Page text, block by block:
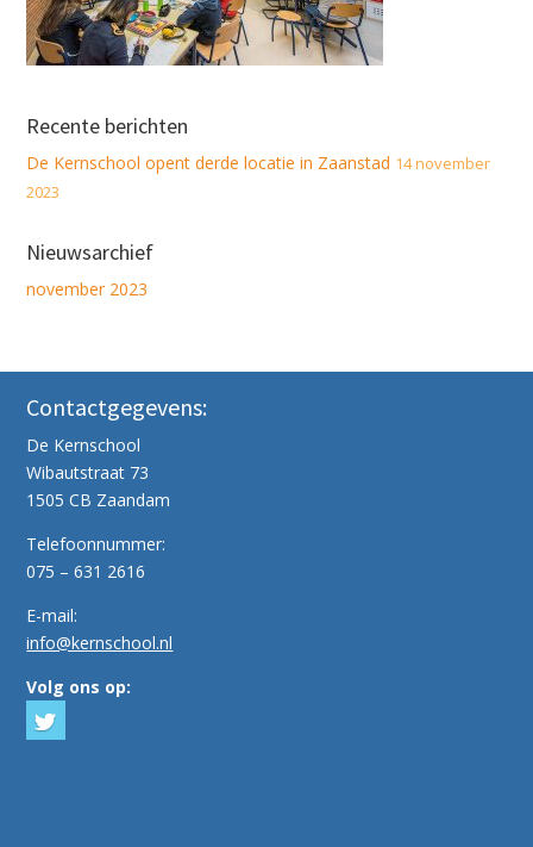
Recente berichten
De Kernschool opent derde locatie in Zaanstad 14 november
2023
Nieuwsarchief
november 2023
Contactgegevens:
De Kernschool
Wibautstraat 73
1505 CB Zaandam
Telefoonnummer:
075 – 631 2616
E-mail:
info@kernschool.nl
Volg ons op: